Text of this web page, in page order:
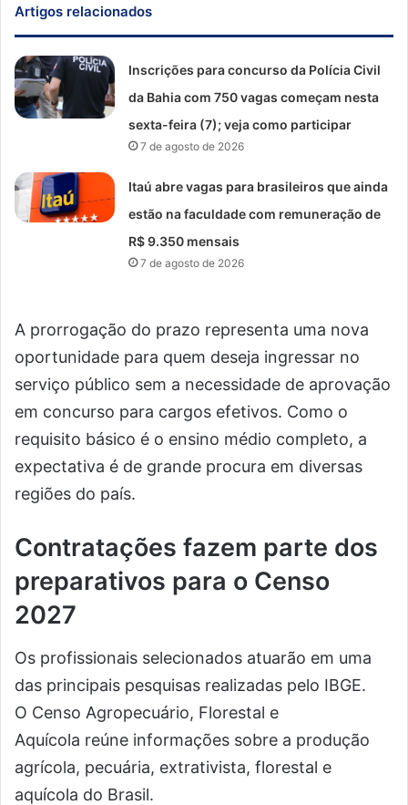
Artigos relacionados
Inscrições para concurso da Polícia Civil
da Bahia com 750 vagas começam nesta
sexta-feira (7); veja como participar
7 de agosto de 2026
Itaú abre vagas para brasileiros que ainda
estão na faculdade com remuneração de
R$ 9.350 mensais
7 de agosto de 2026
A prorrogação do prazo representa uma nova
oportunidade para quem deseja ingressar no
serviço público sem a necessidade de aprovação
em concurso para cargos efetivos. Como o
requisito básico é o ensino médio completo, a
expectativa é de grande procura em diversas
regiões do país.
Contratações fazem parte dos
preparativos para o Censo
2027
Os profissionais selecionados atuarão em uma
das principais pesquisas realizadas pelo IBGE.
O Censo Agropecuário, Florestal e
Aquícola reúne informações sobre a produção
agrícola, pecuária, extrativista, florestal e
aquícola do Brasil.